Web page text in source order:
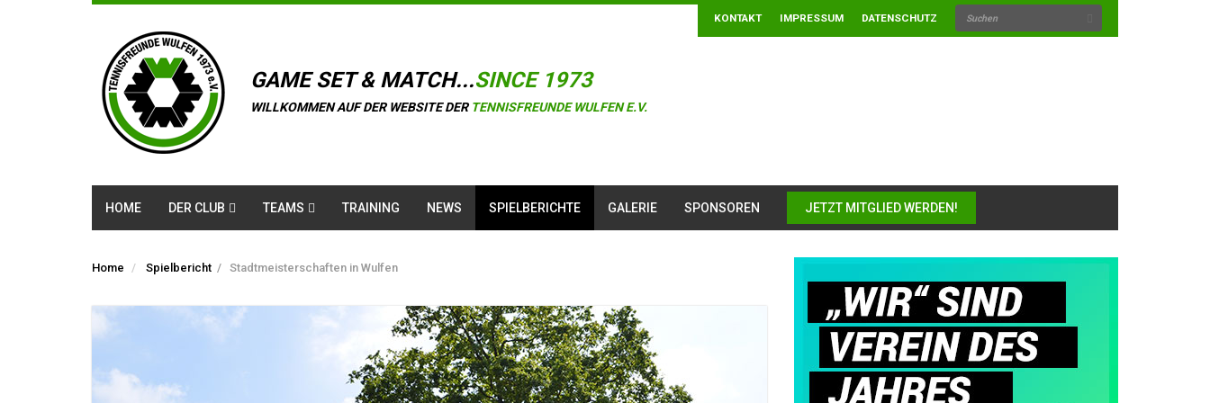
KONTAKT IMPRESSUM DATENSCHUTZ
GAME SET & MATCH...SINCE 1973
WILLKOMMEN AUF DER WEBSITE DER TENNISFREUNDE WULFEN E.V.
HOME DER CLUB TEAMS TRAINING NEWS SPIELBERICHTE GALERIE SPONSOREN JETZT MITGLIED WERDEN!
Home Spielbericht / Stadtmeisterschaften in Wulfen